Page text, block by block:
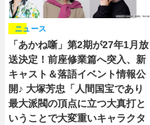
「あかね噺」第2期が27年1月放
送決定！前座修業篇へ突入、新
キャスト＆落語イベント情報公
開♪ 大塚芳忠「人間国宝であり
最大派閥の頂点に立つ大真打と
いうことで大変重いキャラクタ
ニュース